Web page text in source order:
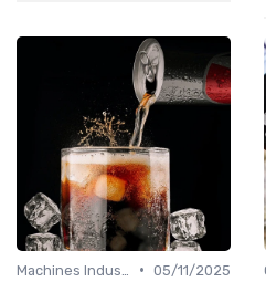
• 05/11/2025